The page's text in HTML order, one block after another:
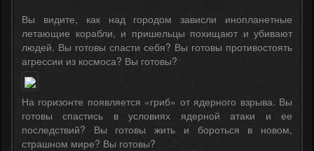
Вы видите, как над городом зависли инопланетные
летающие корабли, и пришельцы похищают и убивают
людей. Вы готовы спасти себя? Вы готовы противостоять
агрессии из космоса? Вы готовы?
На горизонте появляется «гриб» от ядерного взрыва. Вы
готовы спастись в условиях ядерной атаки и ее
последствий? Вы готовы жить и бороться в новом,
страшном мире? Вы готовы?